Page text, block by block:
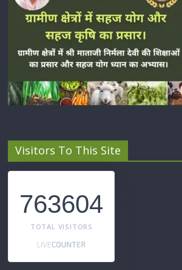
Visitors To This Site
763604
TOTAL VISITORS